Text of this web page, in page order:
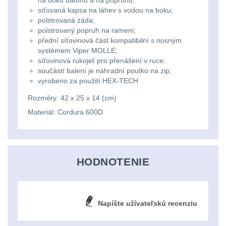
Svítilny
AA/AAA/14500
18650
Univerzalní
tašky
Přepravne
tašky
zbraně
Hydratační
vaky
střední
vzdálenost
Monokuláry
Príslušenstvo
pre
optiku
Čelové svetlá - čelovky3
Taktické svietidlá10
Lucerny a kempingové
lampy 1
Potápačské svetlá 2
Policejní svítilny4
Nabíjacie baterky6
síťovaná kapsa na láhev s vodou na boku;
polstrovaná záda;
polstrovaný popruh na rameni;
přední síťovinová část kompatibilní s nosným
systémem Viper MOLLE;
síťovinová rukojeť pro přenášení v ruce;
součástí balení je náhradní poutko na zip;
vyrobeno za použití HEX-TECH
Rozměry: 42 x 25 x 14 (cm)
Materiál: Cordura 600D
HODNOTENIE
Napíšte užívateľskú recenziu